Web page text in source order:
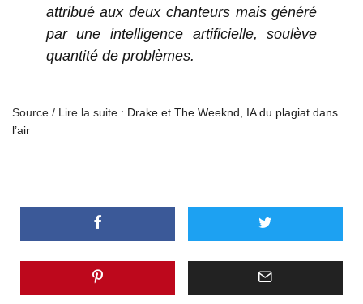
attribué aux deux chanteurs mais généré
par une intelligence artificielle, soulève
quantité de problèmes.
Source / Lire la suite : Drake et The Weeknd, IA du plagiat dans
l’air